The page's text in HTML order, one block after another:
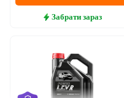
Забрати зараз